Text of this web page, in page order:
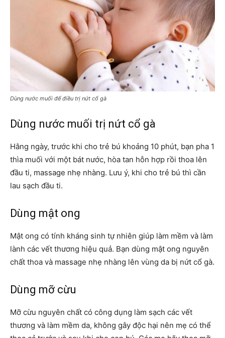
Dùng nước muối để điều trị nứt cổ gà
Dùng nước muối trị nứt cổ gà
Hằng ngày, trước khi cho trẻ bú khoảng 10 phút, bạn pha 1
thìa muối với một bát nước, hòa tan hỗn hợp rồi thoa lên
đầu ti, massage nhẹ nhàng. Lưu ý, khi cho trẻ bú thì cần
lau sạch đầu ti.
Dùng mật ong
Mật ong có tính kháng sinh tự nhiên giúp làm mềm và làm
lành các vết thương hiệu quả. Bạn dùng mật ong nguyên
chất thoa và massage nhẹ nhàng lên vùng da bị nứt cổ gà.
Dùng mỡ cừu
Mỡ cừu nguyên chất có công dụng làm sạch các vết
thương và làm mềm da, không gây độc hại nên mẹ có thể